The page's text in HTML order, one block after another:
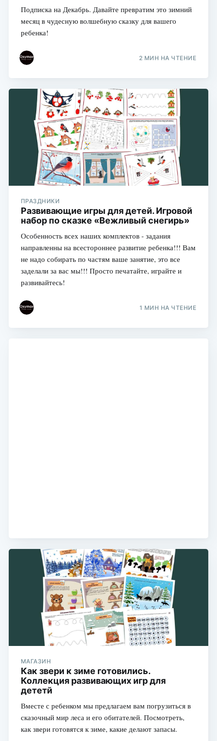
Подписка на Декабрь. Давайте превратим это зимний
месяц в чудесную волшебную сказку для вашего
ребенка!
2 МИН НА ЧТЕНИЕ
ПРАЗДНИКИ
Развивающие игры для детей. Игровой
набор по сказке «Вежливый снегирь»
Особенность всех наших комплектов - задания
направленны на всестороннее развитие ребенка!!! Вам
не надо собирать по частям ваше занятие, это все
заделали за вас мы!!! Просто печатайте, играйте и
развивайтесь!
1 МИН НА ЧТЕНИЕ
МАГАЗИН
Как звери к зиме готовились.
Коллекция развивающих игр для
дететй
Вместе с ребенком мы предлагаем вам погрузиться в
сказочный мир леса и его обитателей. Посмотреть,
как звери готовятся к зиме, какие делают запасы.